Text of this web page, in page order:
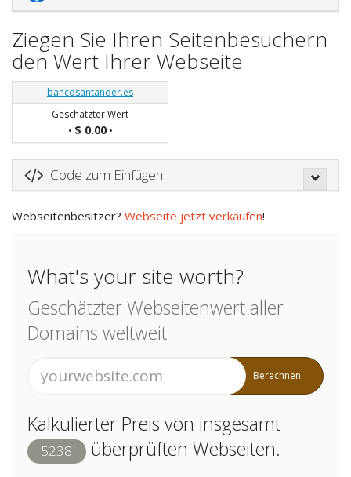
Ziegen Sie Ihren Seitenbesuchern
den Wert Ihrer Webseite
bancosantander.es
Geschätzter Wert
• $ 0.00•
Code zum Einfügen
Webseitenbesitzer? Webseite jetzt verkaufen!
What's your site worth?
Geschätzter Webseitenwert aller
Domains weltweit
Berechnen
Kalkulierter Preis von insgesamt
5238 überprüften Webseiten.